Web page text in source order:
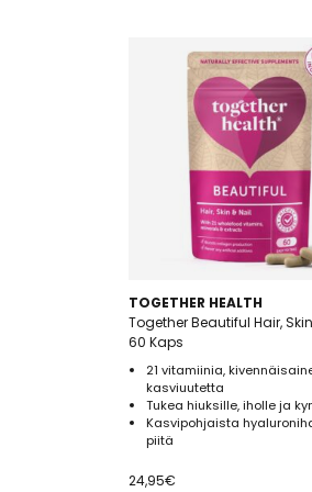
TOGETHER HEALTH
Together Beautiful Hair,
60 Kaps
21 vitamiinia,
kasviuutetta
Tukea hiuksille, iholle ja
Kasvipohjaista
piitä
24,95€